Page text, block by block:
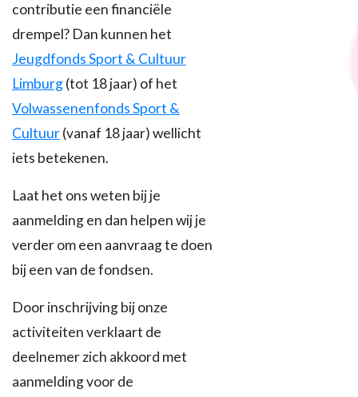
contributie een financiële
drempel? Dan kunnen het
Jeugdfonds Sport & Cultuur
Limburg(tot 18 jaar) of het
Volwassenenfonds Sport &
Cultuur(vanaf 18 jaar) wellicht
iets betekenen.
Laat het ons weten bij je
aanmelding en dan helpen wij je
verder om een aanvraag te doen
bij een van de fondsen.
Door inschrijving bij onze
activiteiten verklaart de
deelnemer zich akkoord met
aanmelding voor de